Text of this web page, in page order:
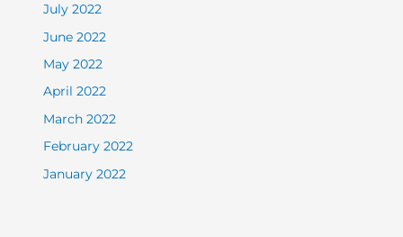
July 2022
June 2022
May 2022
April 2022
March 2022
February 2022
January 2022